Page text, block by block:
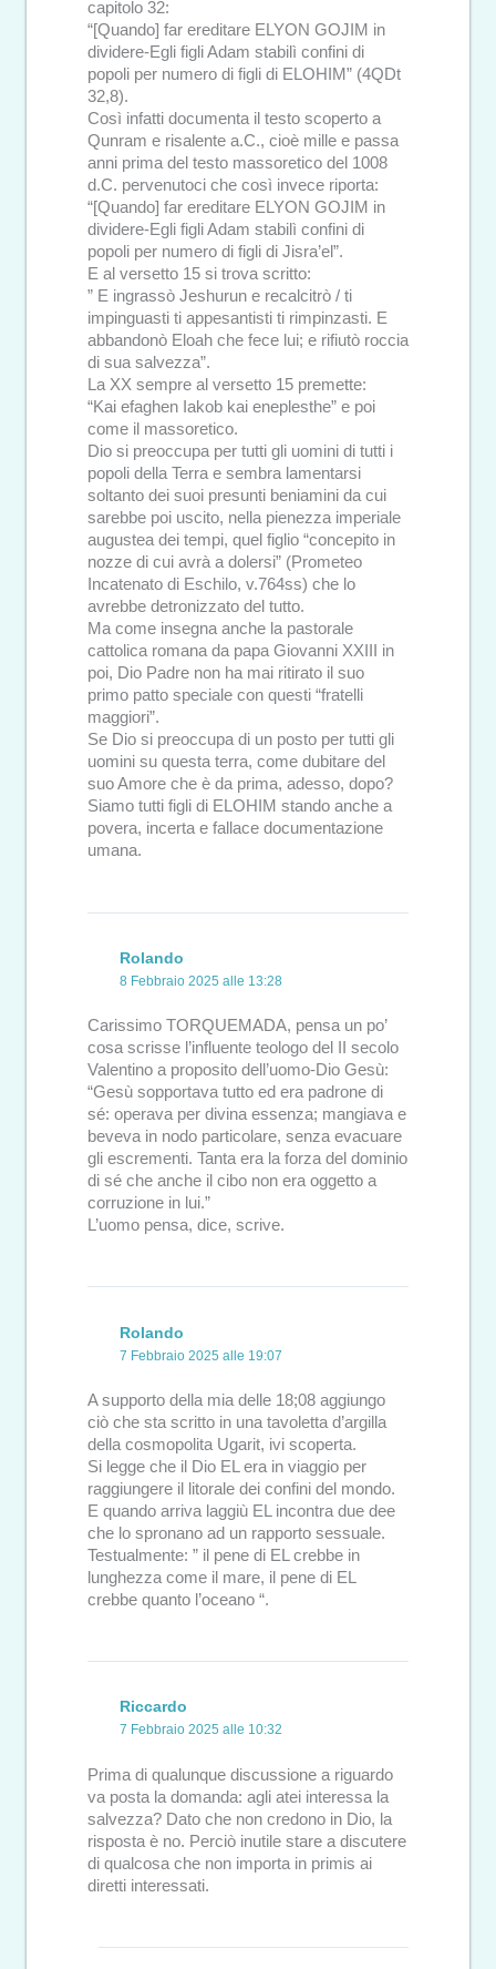
capitolo 32:
“[Quando] far ereditare ELYON GOJIM in
dividere-Egli figli Adam stabilì confini di
popoli per numero di figli di ELOHIM” (4QDt
32,8).
Così infatti documenta il testo scoperto a
Qunram e risalente a.C., cioè mille e passa
anni prima del testo massoretico del 1008
d.C. pervenutoci che così invece riporta:
“[Quando] far ereditare ELYON GOJIM in
dividere-Egli figli Adam stabilì confini di
popoli per numero di figli di Jisra’el”.
E al versetto 15 si trova scritto:
” E ingrassò Jeshurun e recalcitrò / ti
impinguasti ti appesantisti ti rimpinzasti. E
abbandonò Eloah che fece lui; e rifiutò roccia
di sua salvezza”.
La XX sempre al versetto 15 premette:
“Kai efaghen Iakob kai eneplesthe” e poi
come il massoretico.
Dio si preoccupa per tutti gli uomini di tutti i
popoli della Terra e sembra lamentarsi
soltanto dei suoi presunti beniamini da cui
sarebbe poi uscito, nella pienezza imperiale
augustea dei tempi, quel figlio “concepito in
nozze di cui avrà a dolersi” (Prometeo
Incatenato di Eschilo, v.764ss) che lo
avrebbe detronizzato del tutto.
Ma come insegna anche la pastorale
cattolica romana da papa Giovanni XXIII in
poi, Dio Padre non ha mai ritirato il suo
primo patto speciale con questi “fratelli
maggiori”.
Se Dio si preoccupa di un posto per tutti gli
uomini su questa terra, come dubitare del
suo Amore che è da prima, adesso, dopo?
Siamo tutti figli di ELOHIM stando anche a
povera, incerta e fallace documentazione
umana.
Rolando
8 Febbraio 2025 alle 13:28
Carissimo TORQUEMADA, pensa un po’
cosa scrisse l’influente teologo del II secolo
Valentino a proposito dell’uomo-Dio Gesù:
“Gesù sopportava tutto ed era padrone di
sé: operava per divina essenza; mangiava e
beveva in nodo particolare, senza evacuare
gli escrementi. Tanta era la forza del dominio
di sé che anche il cibo non era oggetto a
corruzione in lui.”
L’uomo pensa, dice, scrive.
Rolando
7 Febbraio 2025 alle 19:07
A supporto della mia delle 18;08 aggiungo
ciò che sta scritto in una tavoletta d’argilla
della cosmopolita Ugarit, ivi scoperta.
Si legge che il Dio EL era in viaggio per
raggiungere il litorale dei confini del mondo.
E quando arriva laggiù EL incontra due dee
che lo spronano ad un rapporto sessuale.
Testualmente: ” il pene di EL crebbe in
lunghezza come il mare, il pene di EL
crebbe quanto l’oceano “.
Riccardo
7 Febbraio 2025 alle 10:32
Prima di qualunque discussione a riguardo
va posta la domanda: agli atei interessa la
salvezza? Dato che non credono in Dio, la
risposta è no. Perciò inutile stare a discutere
di qualcosa che non importa in primis ai
diretti interessati.